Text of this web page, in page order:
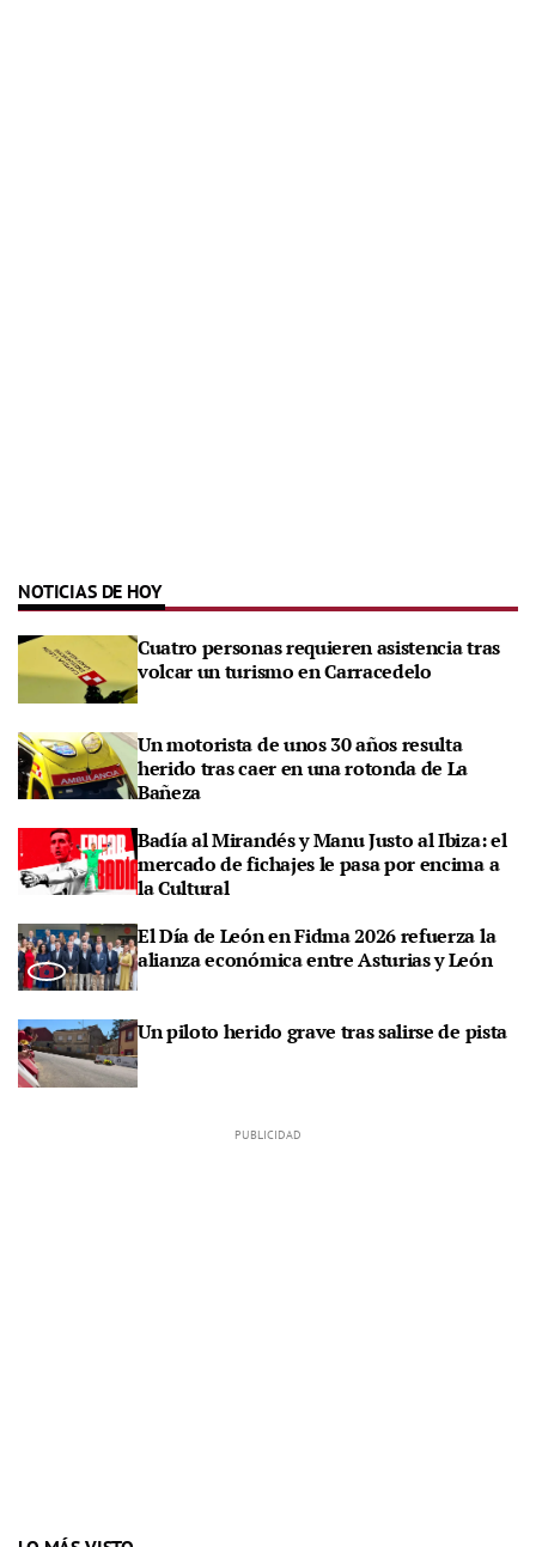
NOTICIAS DE HOY
Cuatro personas requieren asistencia tras
volcar un turismo en Carracedelo
Un motorista de unos 30 años resulta
herido tras caer en una rotonda de La
Bañeza
Badía al Mirandés y Manu Justo al Ibiza: el
mercado de fichajes le pasa por encima a
la Cultural
El Día de León en Fidma 2026 refuerza la
alianza económica entre Asturias y León
Un piloto herido grave tras salirse de pista